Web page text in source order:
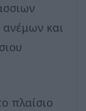
και
πλαίσιο